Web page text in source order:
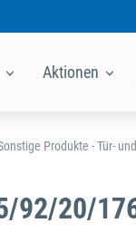
Aktionen
Produkte - Tür-
92/20/